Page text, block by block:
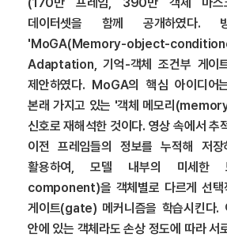
데이터셋을 함께 공개하였다.
'MoGA(Memory-object-
Adaptation, 기억-객체 조건부 게이
제안하였다. MoGA의 핵심 아이디어
본래 가지고 있는 '객체 메모리
신호로 재해석한 것이다. 영상 속에서 추
이전 프레임들의 정보를 누적해 저
활용하여, 모델 내부의 미세한
component)을 객체별로 다르게 선택
게이트(gate) 메커니즘을 학습시킨다.
안에 있는 객체라도 손상 정도에 따라 서